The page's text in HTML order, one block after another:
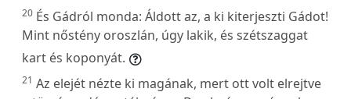
20 És Gádról monda: Áldott az, a ki kiterjeszti Gádot!
Mint nőstény oroszlán, úgy lakik, és szétszaggat
kart és koponyát.
21 Az elejét nézte ki magának, mert ott volt elrejtve